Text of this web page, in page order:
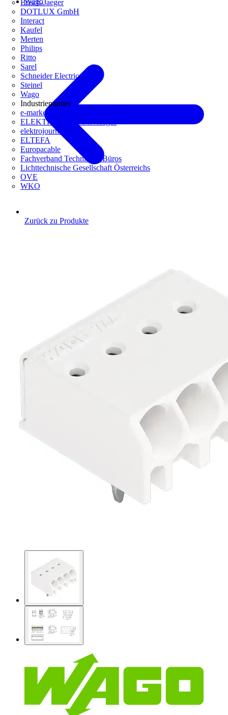
Busch-Jaeger
DOTLUX GmbH
Interact
Kaufel
Merten
Philips
Ritto
Sarel
Schneider Electric
Steinel
Wago
Industriepartner
e-marke
ELEKTRO Daten Serviceges
elektrojournal
ELTEFA
Europacable
Fachverband Technische Büros
Lichttechnische Gesellschaft Österreichs
OVE
WKO
Zurück zu Produkte